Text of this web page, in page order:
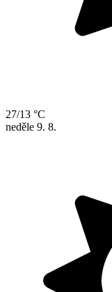
27/13 °C
neděle 9. 8.